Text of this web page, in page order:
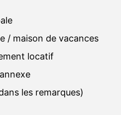
/ maison de vacances
locatif
les remarques)